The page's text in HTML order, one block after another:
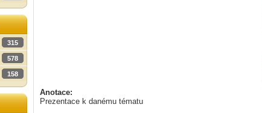
315
578
158
Anotace:
Prezentace k danému tématu